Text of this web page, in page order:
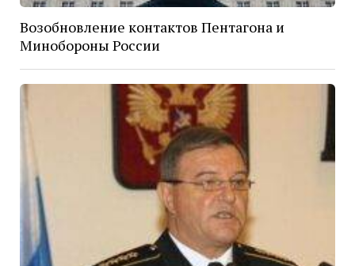
Возобновление контактов Пентагона и
Минобороны России